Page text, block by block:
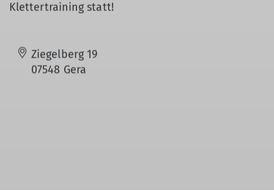
Klettertraining statt!
Ziegelberg 19
07548 Gera